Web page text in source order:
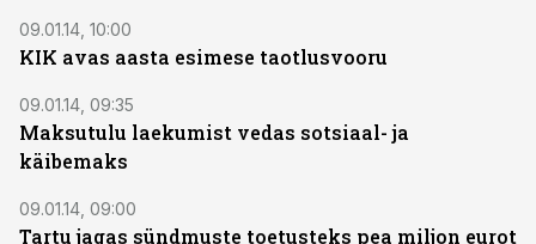
09.01.14, 10:00
KIK avas aasta esimese taotlusvooru
09.01.14, 09:35
Maksutulu laekumist vedas sotsiaal- ja
käibemaks
09.01.14, 09:00
Tartu jagas sündmuste toetusteks pea miljon eurot